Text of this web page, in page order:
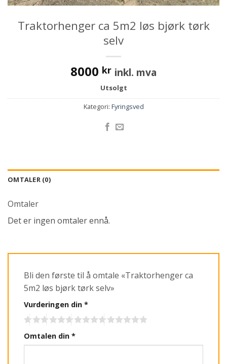
Traktorhenger ca 5m2 løs bjørk tørk
selv
8000 kr inkl. mva
Utsolgt
Kategori: Fyringsved
OMTALER (0)
Omtaler
Det er ingen omtaler ennå.
Bli den første til å omtale «Traktorhenger ca
5m2 løs bjørk tørk selv»
Vurderingen din *
Omtalen din *